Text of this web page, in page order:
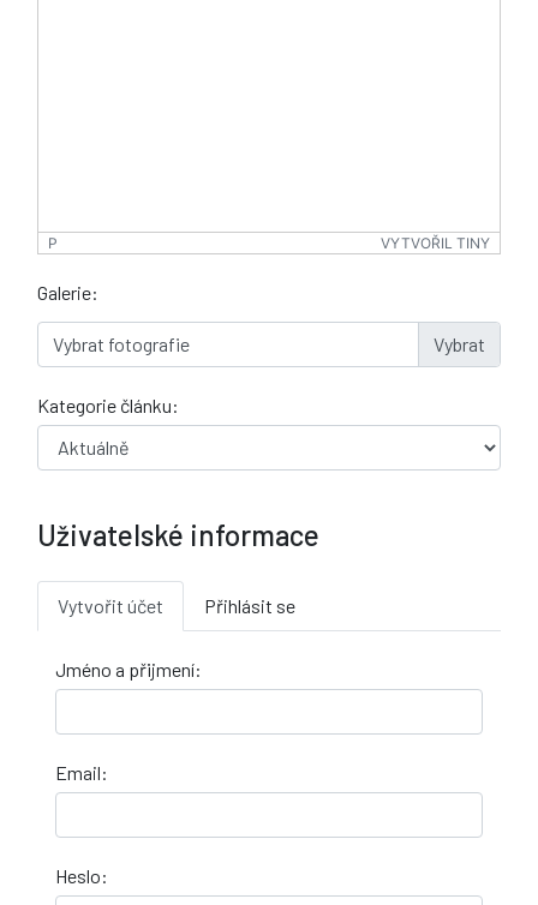
P VYTVOŘIL TINY
Galerie:
Vybrat fotografie
Kategorie článku:
Uživatelské informace
Vytvořit účet Přihlásit se
Jméno a přijmení:
Email:
Heslo: